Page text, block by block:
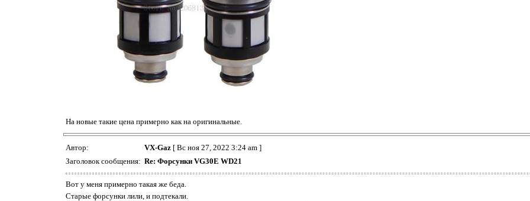
На новые такие цена примерно как на оригинальные.
Автор: VX-Gaz [ Вс ноя 27, 2022 3:24 am ]
Заголовок сообщения: Re: Форсунки VG30E WD21
Вот у меня примерно такая же беда.
Старые форсунки лили, и подтекали.